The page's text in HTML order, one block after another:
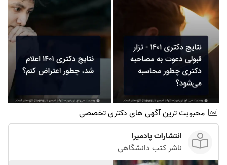
محبوبت ترین آگهی های دکتری تخصصی
انتشارات پادمیرا
ناشر کتب دانشگاهی